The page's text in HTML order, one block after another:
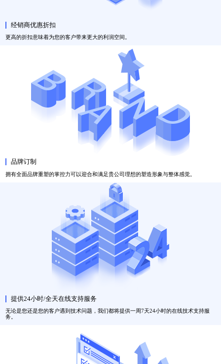
经销商优惠折扣
更高的折扣意味着为您的客户带来更大的利润空间。
品牌订制
拥有全面品牌重塑的掌控力可以迎合和满足贵公司理想的塑造形象与整体感觉。
提供24小时/全天在线支持服务
无论是您还是您的客户遇到技术问题，我们都将提供一周7天24小时的在线技术支持服
务。